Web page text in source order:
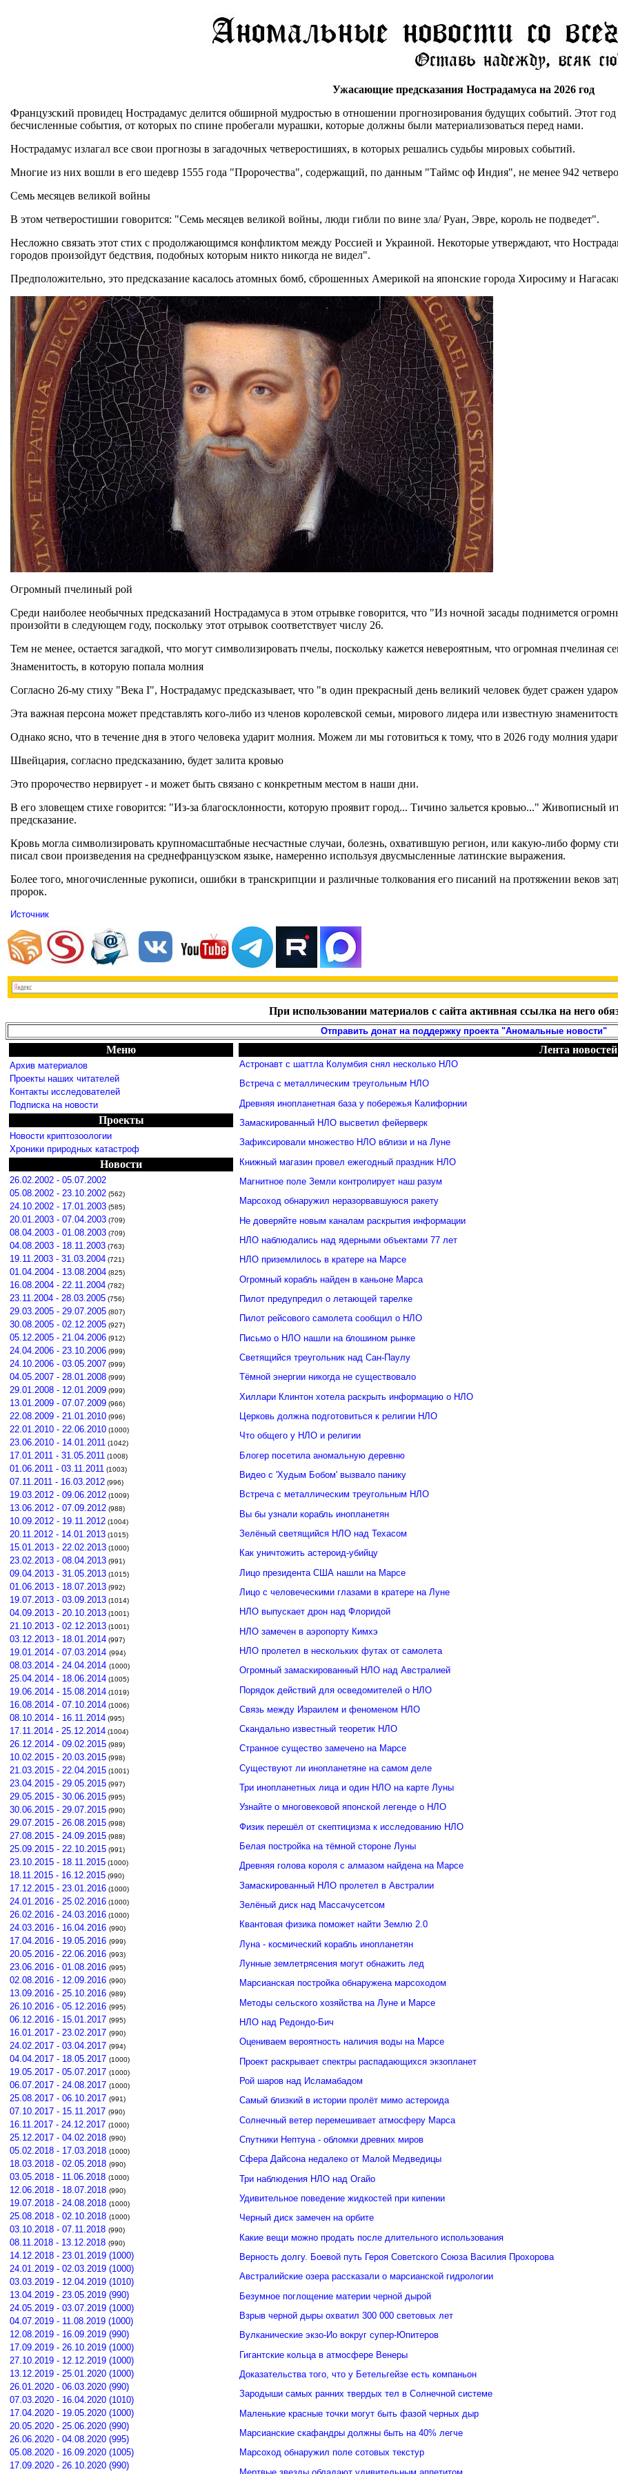
Ужасающие предсказания Нострадамуса на 2026 год
Французский провидец Нострадамус делится обширной мудростью в отношении прогнозирования будущих событий. Этот
бесчисленные события, от которых по спине пробегали мурашки, которые должны были материализоваться перед нами.
Нострадамус излагал все свои прогнозы в загадочных четверостишиях, в которых решались судьбы мировых событий.
Многие из них вошли в его шедевр 1555 года "Пророчества", содержащий, по данным "Таймс оф Индия", не менее 942
Семь месяцев великой войны
В этом четверостишии говорится: "Семь месяцев великой войны, люди гибли по вине зла/ Руан, Эвре, король не подведет".
Несложно связать этот стих с продолжающимся конфликтом между Россией и Украиной. Некоторые утверждают, что
городов произойдут бедствия, подобных которым никто никогда не видел".
Предположительно, это предсказание касалось атомных бомб, сброшенных Америкой на японские города Хиросиму и
Огромный пчелиный рой
Среди наиболее необычных предсказаний Нострадамуса в этом отрывке говорится, что "Из ночной засады поднимется
произойти в следующем году, поскольку этот отрывок соответствует числу 26.
Тем не менее, остается загадкой, что могут символизировать пчелы, поскольку кажется невероятным, что огромная пчелиная
Знаменитость, в которую попала молния
Согласно 26-му стиху "Века I", Нострадамус предсказывает, что "в один прекрасный день великий человек будет сражен
Эта важная персона может представлять кого-либо из членов королевской семьи, мирового лидера или известную
Однако ясно, что в течение дня в этого человека ударит молния. Можем ли мы готовиться к тому, что в 2026 году молния
Швейцария, согласно предсказанию, будет залита кровью
Это пророчество нервирует - и может быть связано с конкретным местом в наши дни.
В его зловещем стихе говорится: "Из-за благосклонности, которую проявит город... Тичино зальется кровью..."
предсказание.
Кровь могла символизировать крупномасштабные несчастные случаи, болезнь, охватившую регион, или какую-либо форму
писал свои произведения на среднефранцузском языке, намеренно используя двусмысленные латинские выражения.
Более того, многочисленные рукописи, ошибки в транскрипции и различные толкования его писаний на протяжении веков
пророк.
Источник
При использовании материалов с сайта активная ссылка на него
Отправить донат на поддержку проекта "Аномальные новости"
Меню
Архив материалов
Проекты наших читателей
Контакты исследователей
Подписка на новости
Проекты
Новости криптозоологии
Хроники природных катастроф
Новости
26.02.2002 - 05.07.2002
05.08.2002 - 23.10.2002 (562)
24.10.2002 - 17.01.2003 (585)
20.01.2003 - 07.04.2003 (709)
08.04.2003 - 01.08.2003 (709)
04.08.2003 - 18.11.2003 (763)
19.11.2003 - 31.03.2004 (721)
01.04.2004 - 13.08.2004 (825)
16.08.2004 - 22.11.2004 (782)
23.11.2004 - 28.03.2005 (756)
29.03.2005 - 29.07.2005 (807)
30.08.2005 - 02.12.2005 (927)
05.12.2005 - 21.04.2006 (912)
24.04.2006 - 23.10.2006 (999)
24.10.2006 - 03.05.2007 (999)
04.05.2007 - 28.01.2008 (999)
29.01.2008 - 12.01.2009 (999)
13.01.2009 - 07.07.2009 (966)
22.08.2009 - 21.01.2010 (996)
22.01.2010 - 22.06.2010 (1000)
23.06.2010 - 14.01.2011 (1042)
17.01.2011 - 31.05.2011 (1008)
01.06.2011 - 03.11.2011 (1003)
07.11.2011 - 16.03.2012 (996)
19.03.2012 - 09.06.2012 (1009)
13.06.2012 - 07.09.2012 (988)
10.09.2012 - 19.11.2012 (1004)
20.11.2012 - 14.01.2013 (1015)
15.01.2013 - 22.02.2013 (1000)
23.02.2013 - 08.04.2013 (991)
09.04.2013 - 31.05.2013 (1015)
01.06.2013 - 18.07.2013 (992)
19.07.2013 - 03.09.2013 (1014)
04.09.2013 - 20.10.2013 (1001)
21.10.2013 - 02.12.2013 (1001)
03.12.2013 - 18.01.2014 (997)
19.01.2014 - 07.03.2014 (994)
08.03.2014 - 24.04.2014 (1000)
25.04.2014 - 18.06.2014 (1005)
19.06.2014 - 15.08.2014 (1019)
16.08.2014 - 07.10.2014 (1006)
08.10.2014 - 16.11.2014 (995)
17.11.2014 - 25.12.2014 (1004)
26.12.2014 - 09.02.2015 (989)
10.02.2015 - 20.03.2015 (998)
21.03.2015 - 22.04.2015 (1001)
23.04.2015 - 29.05.2015 (997)
29.05.2015 - 30.06.2015 (995)
30.06.2015 - 29.07.2015 (990)
29.07.2015 - 26.08.2015 (998)
27.08.2015 - 24.09.2015 (988)
25.09.2015 - 22.10.2015 (991)
23.10.2015 - 18.11.2015 (1000)
18.11.2015 - 16.12.2015 (990)
17.12.2015 - 23.01.2016 (1000)
24.01.2016 - 25.02.2016 (1000)
26.02.2016 - 24.03.2016 (1000)
24.03.2016 - 16.04.2016 (990)
17.04.2016 - 19.05.2016 (999)
20.05.2016 - 22.06.2016 (993)
23.06.2016 - 01.08.2016 (995)
02.08.2016 - 12.09.2016 (990)
13.09.2016 - 25.10.2016 (989)
26.10.2016 - 05.12.2016 (995)
06.12.2016 - 15.01.2017 (995)
16.01.2017 - 23.02.2017 (990)
24.02.2017 - 03.04.2017 (994)
04.04.2017 - 18.05.2017 (1000)
19.05.2017 - 05.07.2017 (1000)
06.07.2017 - 24.08.2017 (1000)
25.08.2017 - 06.10.2017 (991)
07.10.2017 - 15.11.2017 (990)
16.11.2017 - 24.12.2017 (1000)
25.12.2017 - 04.02.2018 (990)
05.02.2018 - 17.03.2018 (1000)
18.03.2018 - 02.05.2018 (990)
03.05.2018 - 11.06.2018 (1000)
12.06.2018 - 18.07.2018 (990)
19.07.2018 - 24.08.2018 (1000)
25.08.2018 - 02.10.2018 (1000)
03.10.2018 - 07.11.2018 (990)
08.11.2018 - 13.12.2018 (990)
14.12.2018 - 23.01.2019 (1000)
24.01.2019 - 02.03.2019 (1000)
03.03.2019 - 12.04.2019 (1010)
13.04.2019 - 23.05.2019 (990)
24.05.2019 - 03.07.2019 (1000)
04.07.2019 - 11.08.2019 (1000)
12.08.2019 - 16.09.2019 (990)
17.09.2019 - 26.10.2019 (1000)
27.10.2019 - 12.12.2019 (1000)
13.12.2019 - 25.01.2020 (1000)
26.01.2020 - 06.03.2020 (990)
07.03.2020 - 16.04.2020 (1010)
17.04.2020 - 19.05.2020 (1000)
20.05.2020 - 25.06.2020 (990)
26.06.2020 - 04.08.2020 (995)
05.08.2020 - 16.09.2020 (1005)
17.09.2020 - 26.10.2020 (990)
Лента новостей
Астронавт с шаттла Колумбия снял несколько НЛО
Встреча с металлическим треугольным НЛО
Древняя инопланетная база у побережья Калифорнии
Замаскированный НЛО высветил фейерверк
Зафиксировали множество НЛО вблизи и на Луне
Книжный магазин провел ежегодный праздник НЛО
Магнитное поле Земли контролирует наш разум
Марсоход обнаружил неразорвавшуюся ракету
Не доверяйте новым каналам раскрытия информации
НЛО наблюдались над ядерными объектами 77 лет
НЛО приземлилось в кратере на Марсе
Огромный корабль найден в каньоне Марса
Пилот предупредил о летающей тарелке
Пилот рейсового самолета сообщил о НЛО
Письмо о НЛО нашли на блошином рынке
Светящийся треугольник над Сан-Паулу
Тёмной энергии никогда не существовало
Хиллари Клинтон хотела раскрыть информацию о НЛО
Церковь должна подготовиться к религии НЛО
Что общего у НЛО и религии
Блогер посетила аномальную деревню
Видео с 'Худым Бобом' вызвало панику
Встреча с металлическим треугольным НЛО
Вы бы узнали корабль инопланетян
Зелёный светящийся НЛО над Техасом
Как уничтожить астероид-убийцу
Лицо президента США нашли на Марсе
Лицо с человеческими глазами в кратере на Луне
НЛО выпускает дрон над Флоридой
НЛО замечен в аэропорту Кимхэ
НЛО пролетел в нескольких футах от самолета
Огромный замаскированный НЛО над Австралией
Порядок действий для осведомителей о НЛО
Связь между Израилем и феноменом НЛО
Скандально известный теоретик НЛО
Странное существо замечено на Марсе
Существуют ли инопланетяне на самом деле
Три инопланетных лица и один НЛО на карте Луны
Узнайте о многовековой японской легенде о НЛО
Физик перешёл от скептицизма к исследованию НЛО
Белая постройка на тёмной стороне Луны
Древняя голова короля с алмазом найдена на Марсе
Замаскированный НЛО пролетел в Австралии
Зелёный диск над Массачусетсом
Квантовая физика поможет найти Землю 2.0
Луна - космический корабль инопланетян
Лунные землетрясения могут обнажить лед
Марсианская постройка обнаружена марсоходом
Методы сельского хозяйства на Луне и Марсе
НЛО над Редондо-Бич
Оцениваем вероятность наличия воды на Марсе
Проект раскрывает спектры распадающихся экзопланет
Рой шаров над Исламабадом
Самый близкий в истории пролёт мимо астероида
Солнечный ветер перемешивает атмосферу Марса
Спутники Нептуна - обломки древних миров
Сфера Дайсона недалеко от Малой Медведицы
Три наблюдения НЛО над Огайо
Удивительное поведение жидкостей при кипении
Черный диск замечен на орбите
Какие вещи можно продать после длительного использования
Верность долгу. Боевой путь Героя Советского Союза Василия Прохорова
Австралийские озера рассказали о марсианской гидрологии
Безумное поглощение материи черной дырой
Взрыв черной дыры охватил 300 000 световых лет
Вулканические экзо-Ио вокруг супер-Юпитеров
Гигантские кольца в атмосфере Венеры
Доказательства того, что у Бетельгейзе есть компаньон
Зародыши самых ранних твердых тел в Солнечной системе
Маленькие красные точки могут быть фазой черных дыр
Марсианские скафандры должны быть на 40% легче
Марсоход обнаружил поле сотовых текстур